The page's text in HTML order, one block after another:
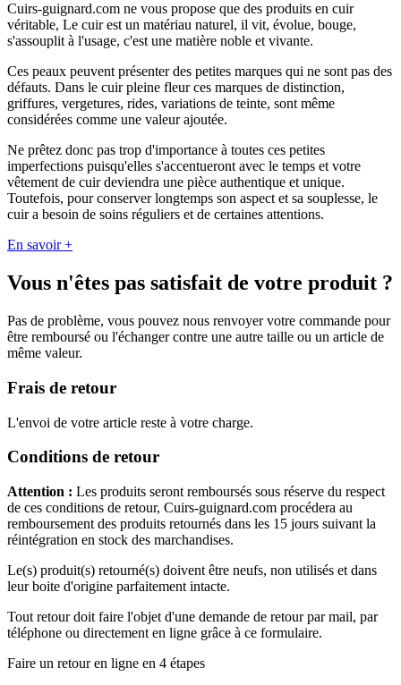
Cuirs-guignard.com ne vous propose que des produits en cuir
véritable, Le cuir est un matériau naturel, il vit, évolue, bouge,
s'assouplit à l'usage, c'est une matière noble et vivante.
Ces peaux peuvent présenter des petites marques qui ne sont pas des
défauts. Dans le cuir pleine fleur ces marques de distinction,
griffures, vergetures, rides, variations de teinte, sont même
considérées comme une valeur ajoutée.
Ne prêtez donc pas trop d'importance à toutes ces petites
imperfections puisqu'elles s'accentueront avec le temps et votre
vêtement de cuir deviendra une pièce authentique et unique.
Toutefois, pour conserver longtemps son aspect et sa souplesse, le
cuir a besoin de soins réguliers et de certaines attentions.
En savoir +
Vous n'êtes pas satisfait de votre produit ?
Pas de problème, vous pouvez nous renvoyer votre commande pour
être remboursé ou l'échanger contre une autre taille ou un article de
même valeur.
Frais de retour
L'envoi de votre article reste à votre charge.
Conditions de retour
Attention : Les produits seront remboursés sous réserve du respect
de ces conditions de retour, Cuirs-guignard.com procédera au
remboursement des produits retournés dans les 15 jours suivant la
réintégration en stock des marchandises.
Le(s) produit(s) retourné(s) doivent être neufs, non utilisés et dans
leur boite d'origine parfaitement intacte.
Tout retour doit faire l'objet d'une demande de retour par mail, par
téléphone ou directement en ligne grâce à ce formulaire.
Faire un retour en ligne en 4 étapes